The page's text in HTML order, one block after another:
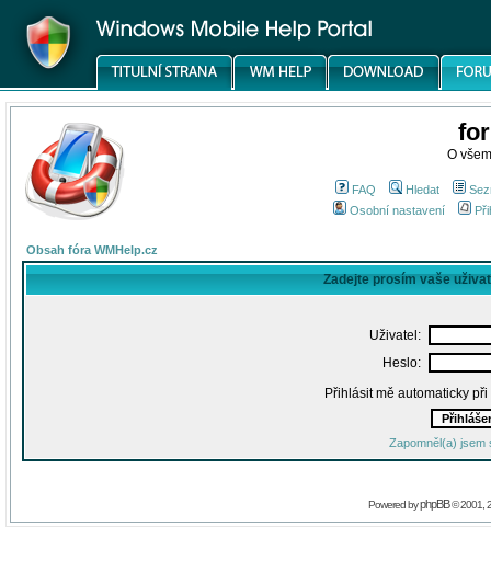
O
FAQ Hledat
Osobní nastavení
Obsah fóra WMHelp.cz
Zadejte prosím vaše
Uživatel:
Heslo:
Přihlásit mě automaticky
Zapomněl(a) jsem
Powered byphpBB© 2001,